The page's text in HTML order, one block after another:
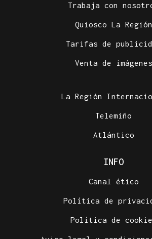
Trabaja con
Quiosco La Región
Tarifas de
Venta de imágenes
La Región
Telemiño
Atlántico
INFO
Canal ético
Política de
Política de